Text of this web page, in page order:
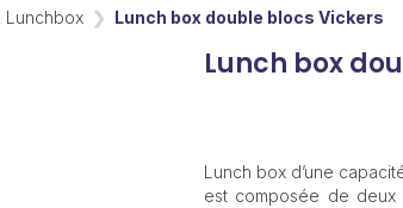
Lunchbox Lunch box double blocs Vickers
Lunch box
Lunch box d’une
est composée de deux